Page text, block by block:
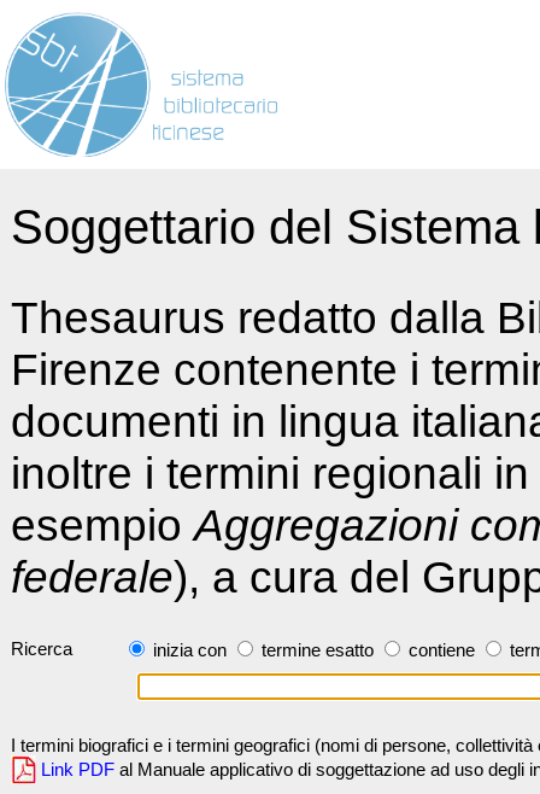
Soggettario del
Thesaurus redatto dalla
Firenze contenente i
documenti in lingua
inoltre i termini regionali
esempioAggregazioni
federale), a cura del
Ricerca inizia con termine esatto contiene
I termini biografici e i termini geografici (nomi di persone,
Link PDF al Manuale applicativo di soggettazione ad uso degli